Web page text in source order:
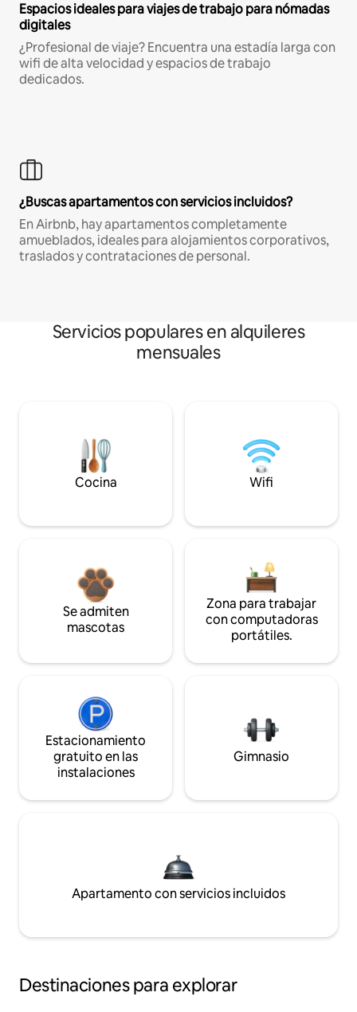
Espacios ideales para viajes de trabajo para nómadas
digitales
¿Profesional de viaje? Encuentra una estadía larga con
wifi de alta velocidad y espacios de trabajo
dedicados.
¿Buscas apartamentos con servicios incluidos?
En Airbnb, hay apartamentos completamente
amueblados, ideales para alojamientos corporativos,
traslados y contrataciones de personal.
Servicios populares en alquileres
mensuales
Cocina Wifi
Se admiten
mascotas
Zona para trabajar
con computadoras
portátiles.
Estacionamiento
gratuito en las
instalaciones
Gimnasio
Apartamento con servicios incluidos
Destinaciones para explorar